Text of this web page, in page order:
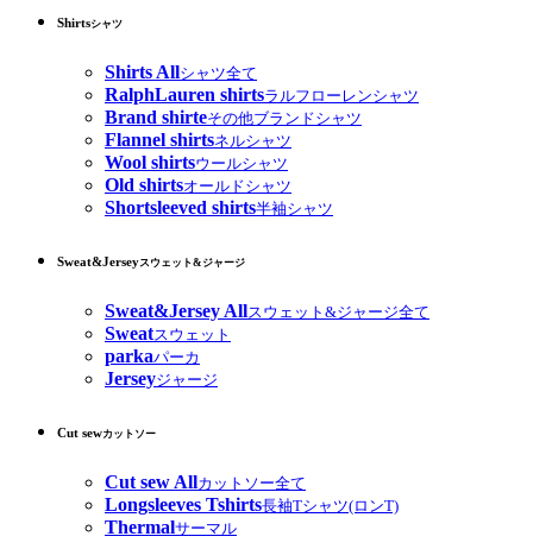
Shirtsシャツ
Shirts Allシャツ全て
RalphLauren shirtsラルフローレンシャツ
Brand shirteその他ブランドシャツ
Flannel shirtsネルシャツ
Wool shirtsウールシャツ
Old shirtsオールドシャツ
Shortsleeved shirts半袖シャツ
Sweat&Jerseyスウェット&ジャージ
Sweat&Jersey Allスウェット&ジャージ全て
Sweatスウェット
parkaパーカ
Jerseyジャージ
Cut sewカットソー
Cut sew Allカットソー全て
Longsleeves Tshirts長袖Tシャツ(ロンT)
Thermalサーマル